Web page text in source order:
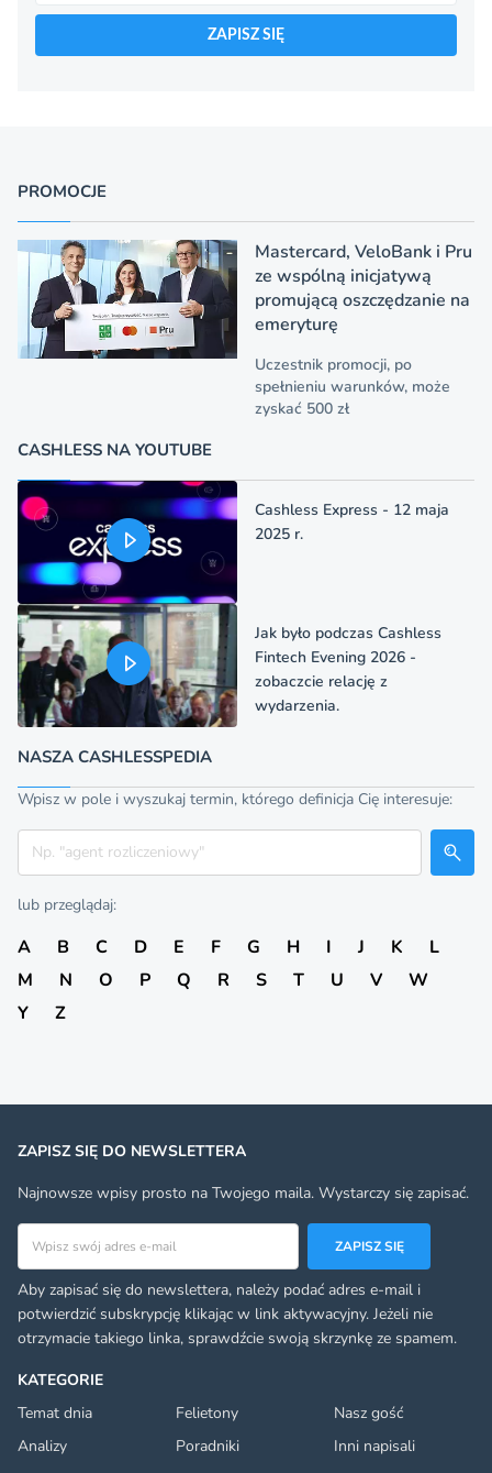
ZAPISZ SIĘ
PROMOCJE
Mastercard, VeloBank i Pru
ze wspólną inicjatywą
promującą oszczędzanie na
emeryturę
Uczestnik promocji, po
spełnieniu warunków, może
zyskać 500 zł
CASHLESS NA YOUTUBE
Cashless Express - 12 maja
2025 r.
Jak było podczas Cashless
Fintech Evening 2026 -
zobaczcie relację z
wydarzenia.
NASZA CASHLESSPEDIA
Wpisz w pole i wyszukaj termin, którego definicja Cię interesuje:
Szukaj
lub przeglądaj:
A B C D E F G H I J K
L
M
N O P Q R S T U V
W
Y
Z
KATEGORIE
Temat dnia
Felietony
Nasz gość
Analizy
Poradniki Inni napisali
ZAPISZ SIĘ DO NEWSLETTERA
Najnowsze wpisy prosto na Twojego maila. Wystarczy się zapisać.
Adres email
ZAPISZ SIĘ
Aby zapisać się do newslettera, należy podać adres e-mail i
potwierdzić subskrypcję klikając w link aktywacyjny. Jeżeli nie
otrzymacie takiego linka, sprawdźcie swoją skrzynkę ze spamem.